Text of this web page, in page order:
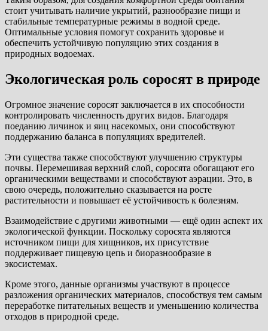
стоит учитывать наличие укрытий, разнообразие пищи и
стабильные температурные режимы в водной среде.
Оптимальные условия помогут сохранить здоровье и
обеспечить устойчивую популяцию этих создания в
природных водоемах.
Экологическая роль соросят в природе
Огромное значение соросят заключается в их способности
контролировать численность других видов. Благодаря
поеданию личинок и яиц насекомых, они способствуют
поддержанию баланса в популяциях вредителей.
Эти существа также способствуют улучшению структуры
почвы. Перемешивая верхний слой, соросята обогащают его
органическими веществами и способствуют аэрации. Это, в
свою очередь, положительно сказывается на росте
растительности и повышает её устойчивость к болезням.
Взаимодействие с другими животными — ещё один аспект их
экологической функции. Поскольку соросята являются
источником пищи для хищников, их присутствие
поддерживает пищевую цепь и биоразнообразие в
экосистемах.
Кроме этого, данные организмы участвуют в процессе
разложения органических материалов, способствуя тем самым
переработке питательных веществ и уменьшению количества
отходов в природной среде.